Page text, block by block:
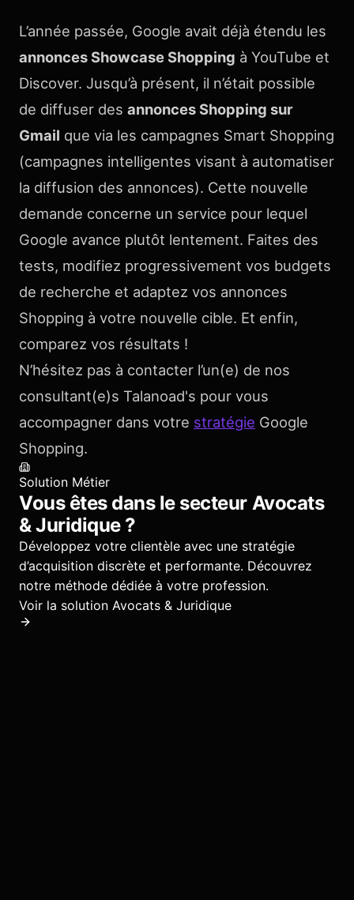
L’année passée, Google avait déjà étendu les
annonces Showcase Shopping à YouTube et
Discover. Jusqu’à présent, il n’était possible
de diffuser des annonces Shopping sur
Gmail que via les campagnes Smart Shopping
(campagnes intelligentes visant à automatiser
la diffusion des annonces). Cette nouvelle
demande concerne un service pour lequel
Google avance plutôt lentement. Faites des
tests, modifiez progressivement vos budgets
de recherche et adaptez vos annonces
Shopping à votre nouvelle cible. Et enfin,
comparez vos résultats !
N’hésitez pas à contacter l’un(e) de nos
consultant(e)s Talanoad's pour vous
accompagner dans votre stratégie Google
Shopping.
Solution Métier
Vous êtes dans le secteur Avocats
& Juridique?
Développez votre clientèle avec une stratégie
d’acquisition discrète et performante. Découvrez
notre méthode dédiée à votre profession.
Voir la solution Avocats & Juridique